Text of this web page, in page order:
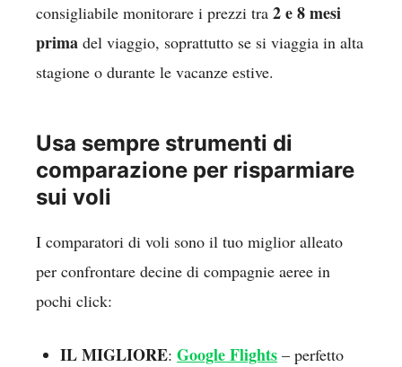
consigliabile monitorare i prezzi tra 2 e 8 mesi
prima del viaggio, soprattutto se si viaggia in alta
stagione o durante le vacanze estive.
Usa sempre strumenti di
comparazione per risparmiare
sui voli
I comparatori di voli sono il tuo miglior alleato
per confrontare decine di compagnie aeree in
pochi click:
IL MIGLIORE: Google Flights – perfetto